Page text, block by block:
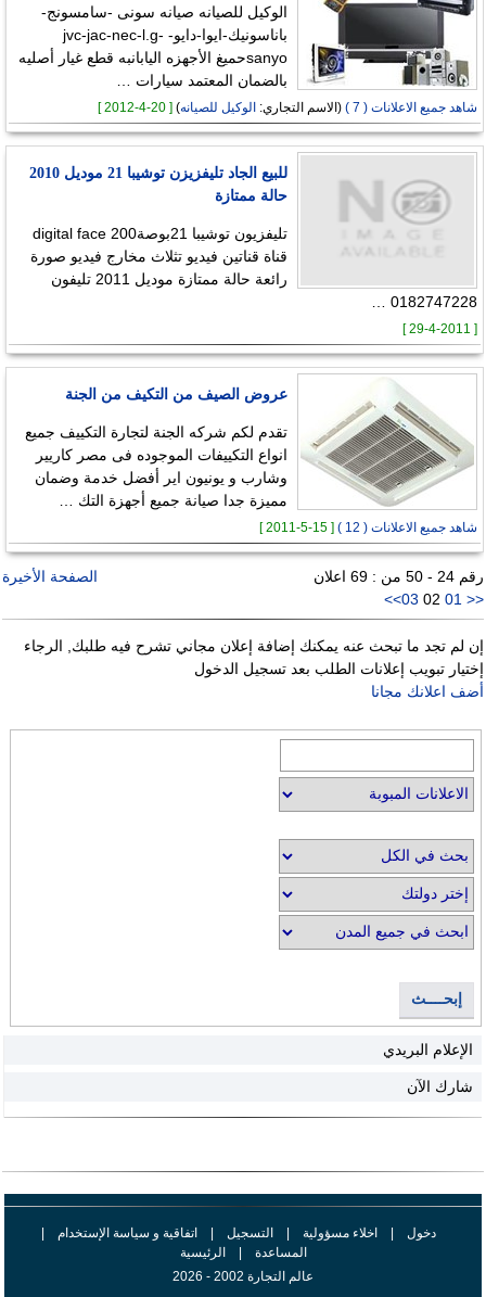
الوكيل للصيانه صيانه سونى -سامسونج-
باناسونيك-ايوا-دايو- jvc-jac-nec-l.g-
sanyoحميغ الأجهزه اليابانبه قطع غيار أصليه
بالضمان المعتمد سيارات …
شاهد جميع الاعلانات ( 7 ) (الاسم التجاري:الوكيل للصيانه)
[ 20-4-2012 ]
للبيع الجاد تليفزيزن توشيبا 21 موديل 2010
حالة ممتازة
تليفزيون توشيبا 21بوصةdigital face 200
قناة قناتين فيديو تثلاث مخارج فيديو صورة
رائعة حالة ممتازة موديل 2011 تليفون
0182747228 …
[ 29-4-2011 ]
عروض الصيف من التكيف من الجنة
تقدم لكم شركه الجنة لتجارة التكييف جميع
انواع التكييفات الموجوده فى مصر كاريير
وشارب و يونيون اير أفضل خدمة وضمان
مميزة جدا صيانة جميع أجهزة التك …
شاهد جميع الاعلانات ( 12 ) [ 15-5-2011 ]
رقم 24 - 50 من : 69 اعلان
الصفحة الأخيرة
<<
01
02
>>
إن لم تجد ما تبحث عنه يمكنك إضافة إعلان مجاني تشرح فيه طلبك, الرجاء
إختيار تبويب إعلانات الطلب بعد تسجيل الدخول
أضف اعلانك مجانا
إبحــــث
الإعلام البريدي
شارك الآن
دخول | اخلاء مسؤولية | التسجيل | اتفاقية و سياسة الإستخدام
|
المساعدة
|
الرئيسية
عالم التجارة 2002 - 2026